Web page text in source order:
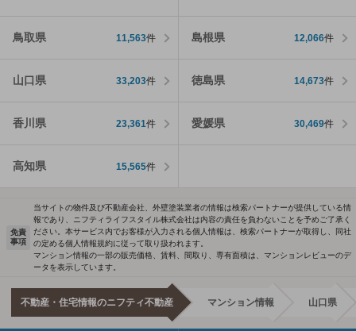
鳥取県 11,563件 島根県 12,066件
山口県 33,203件 徳島県 14,673件
香川県 23,361件 愛媛県 30,469件
高知県 15,565件
免責
事項
当サイトの物件及び不動産会社、外壁塗装業者の情報は検索パートナーが提供している情
報であり、ニフティライフスタイル株式会社は内容の責任を負わないことを予めご了承く
ださい。本サービス内でお客様が入力される個人情報は、検索パートナーが取得し、同社
の定める個人情報規約に従って取り扱われます。
マンション情報の一部の販売価格、賃料、間取り、専有面積は、マンションレビューのデ
ータを表示しています。
不動産・住宅情報のニフティ不動産 マンション情報 山口県